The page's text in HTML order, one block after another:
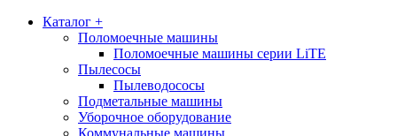
Каталог +
Поломоечные машины
Поломоечные машины серии LiTE
Пылесосы
Пылеводососы
Подметальные машины
Уборочное оборудование
Коммунальные машины